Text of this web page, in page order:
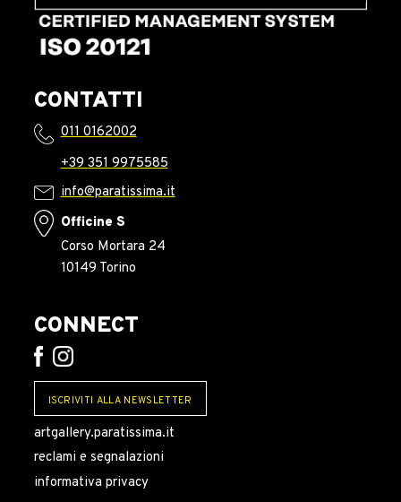
CONTATTI
011 0162002
+39 351 9975585
info@paratissima.it
Officine S
Corso Mortara 24
10149 Torino
CONNECT
ISCRIVITI ALLA NEWSLETTER
artgallery.paratissima.it
reclami e segnalazioni
informativa privacy